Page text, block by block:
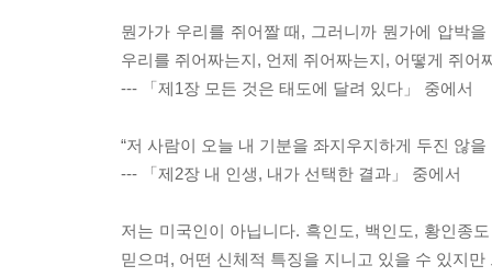
뭔가가 우리를 쥐어짤 때, 그러니까 뭔가에 압박
우리를 쥐어짜는지, 언제 쥐어짜는지, 어떻게 쥐
--- 「제1장 모든 것은 태도에 달려 있다」 중에서
“저 사람이 오늘 내 기분을 좌지우지하게 두진 않
--- 「제2장 내 인생, 내가 선택한 결과」 중에서
저는 미국인이 아닙니다. 흑인도, 백인도, 황인종
믿으며, 어떤 신체적 특징을 지니고 있을 수 있지